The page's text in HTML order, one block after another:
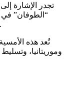
تجدر الإشارة
تخصيص جميع عائداته لدعم الشعب الفلسطيني.
تُعد هذه
وموريتانيا،